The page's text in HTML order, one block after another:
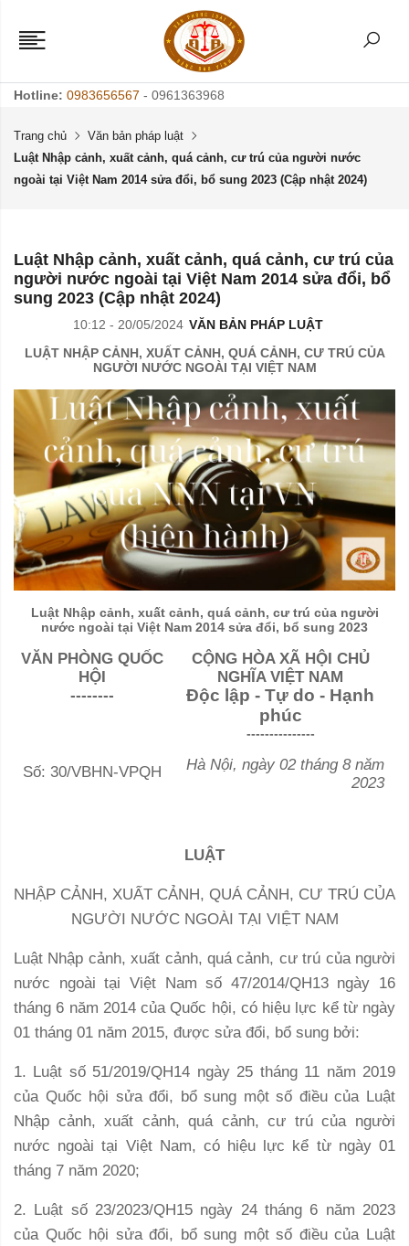
Hotline: 0983656567 - 0961363968
Trang chủ
Văn bản pháp luật
Luật Nhập cảnh, xuất cảnh, quá cảnh, cư trú của người nước
ngoài tại Việt Nam 2014 sửa đổi, bổ sung 2023 (Cập nhật 2024)
Luật Nhập cảnh, xuất cảnh, quá cảnh, cư trú của
người nước ngoài tại Việt Nam 2014 sửa đổi, bổ
sung 2023 (Cập nhật 2024)
10:12 - 20/05/2024 VĂN BẢN PHÁP LUẬT
LUẬT NHẬP CẢNH, XUẤT CẢNH, QUÁ CẢNH, CƯ TRÚ CỦA
NGƯỜI NƯỚC NGOÀI TẠI VIỆT NAM
Luật Nhập cảnh, xuất cảnh, quá cảnh, cư trú của người
nước ngoài tại Việt Nam 2014 sửa đổi, bổ sung 2023
VĂN PHÒNG QUỐC
HỘI
--------
CỘNG HÒA XÃ HỘI CHỦ
NGHĨA VIỆT NAM
Độc lập - Tự do - Hạnh
phúc
---------------
Số: 30/VBHN-VPQH
Hà Nội, ngày 02 tháng 8 năm
2023
LUẬT
NHẬP CẢNH, XUẤT CẢNH, QUÁ CẢNH, CƯ TRÚ CỦA
NGƯỜI NƯỚC NGOÀI TẠI VIỆT NAM
Luật Nhập cảnh, xuất cảnh, quá cảnh, cư trú của người
nước ngoài tại Việt Nam số 47/2014/QH13 ngày 16
tháng 6 năm 2014 của Quốc hội, có hiệu lực kể từ ngày
01 tháng 01 năm 2015, được sửa đổi, bổ sung bởi:
1. Luật số 51/2019/QH14 ngày 25 tháng 11 năm 2019
của Quốc hội sửa đổi, bổ sung một số điều của Luật
Nhập cảnh, xuất cảnh, quá cảnh, cư trú của người
nước ngoài tại Việt Nam, có hiệu lực kể từ ngày 01
tháng 7 năm 2020;
2. Luật số 23/2023/QH15 ngày 24 tháng 6 năm 2023
của Quốc hội sửa đổi, bổ sung một số điều của Luật